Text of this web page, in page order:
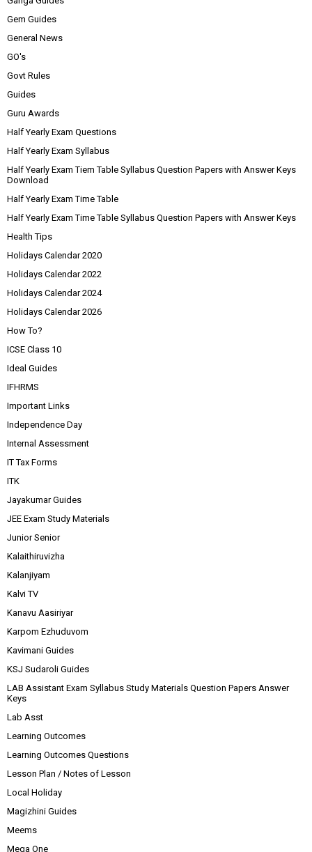
Gem Guides
General News
GO's
Govt Rules
Guides
Guru Awards
Half Yearly Exam Questions
Half Yearly Exam Syllabus
Half Yearly Exam Tiem Table Syllabus Question Papers with Answer Keys
Download
Half Yearly Exam Time Table
Half Yearly Exam Time Table Syllabus Question Papers with Answer Keys
Health Tips
Holidays Calendar 2020
Holidays Calendar 2022
Holidays Calendar 2024
Holidays Calendar 2026
How To?
ICSE Class 10
Ideal Guides
IFHRMS
Important Links
Independence Day
Internal Assessment
IT Tax Forms
ITK
Jayakumar Guides
JEE Exam Study Materials
Junior Senior
Kalaithiruvizha
Kalanjiyam
Kalvi TV
Kanavu Aasiriyar
Karpom Ezhuduvom
Kavimani Guides
KSJ Sudaroli Guides
LAB Assistant Exam Syllabus Study Materials Question Papers Answer
Keys
Lab Asst
Learning Outcomes
Learning Outcomes Questions
Lesson Plan / Notes of Lesson
Local Holiday
Magizhini Guides
Meems
Mega One